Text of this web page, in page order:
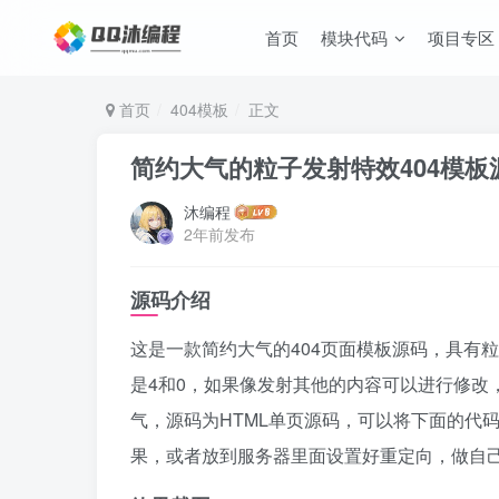
首页 模块代码 项目专区
首页 404模板 正文
简约大气的粒子发射特效404模板
沐编程
2年前发布
源码介绍
这是一款简约大气的404页面模板源码，具有
是4和0，如果像发射其他的内容可以进行修
气，源码为HTML单页源码，可以将下面的代
果，或者放到服务器里面设置好重定向，做